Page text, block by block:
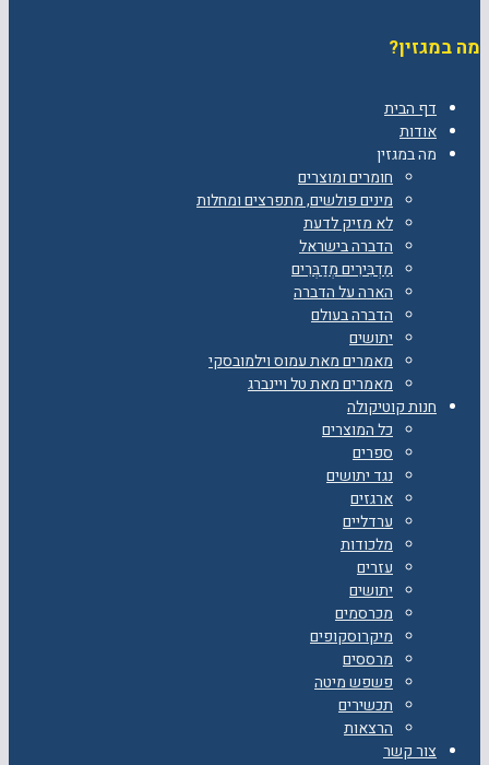
מה במגזין?
דף הבית
אודות
מה במגזין
חומרים ומוצרים
מינים פולשים, מתפרצים ומחלות
לא מזיק לדעת
הדברה בישראל
מַדְבִּירִים מְדַבְּרִים
הארה על הדברה
הדברה בעולם
יתושים
מאמרים מאת עמוס וילמובסקי
מאמרים מאת טל ויינברג
חנות קוטיקולה
כל המוצרים
ספרים
נגד יתושים
ארגזים
ערדליים
מלכודות
עזרים
יתושים
מכרסמים
מיקרוסקופים
מרססים
פשפש מיטה
תכשירים
הרצאות
צור קשר